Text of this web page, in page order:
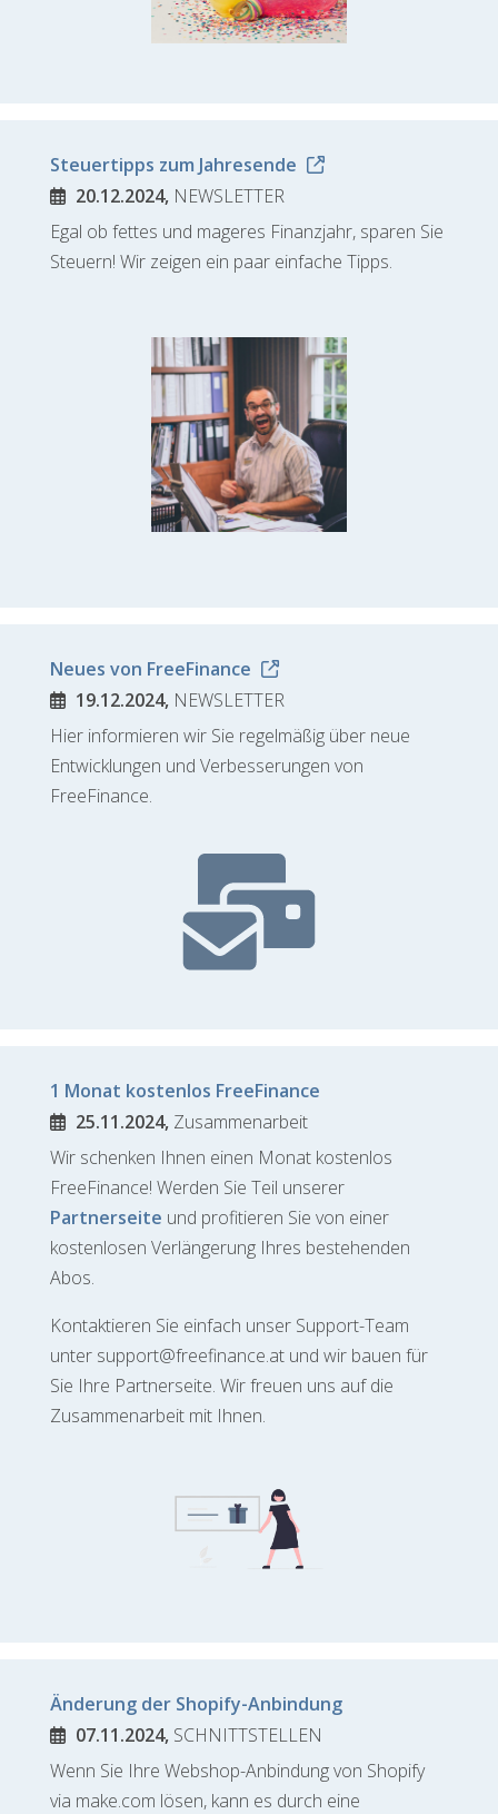
Steuertipps zum Jahresende
20.12.2024, NEWSLETTER
Egal ob fettes und mageres Finanzjahr, sparen Sie
Steuern! Wir zeigen ein paar einfache Tipps.
Neues von FreeFinance
19.12.2024, NEWSLETTER
Hier informieren wir Sie regelmäßig über neue
Entwicklungen und Verbesserungen von
FreeFinance.
1 Monat kostenlos FreeFinance
25.11.2024, Zusammenarbeit
Wir schenken Ihnen einen Monat kostenlos
FreeFinance! Werden Sie Teil unserer
Partnerseite und profitieren Sie von einer
kostenlosen Verlängerung Ihres bestehenden
Abos.
Kontaktieren Sie einfach unser Support-Team
unter support@freefinance.at und wir bauen für
Sie Ihre Partnerseite. Wir freuen uns auf die
Zusammenarbeit mit Ihnen.
Änderung der Shopify-Anbindung
07.11.2024, SCHNITTSTELLEN
Wenn Sie Ihre Webshop-Anbindung von Shopify
via make.com lösen, kann es durch eine